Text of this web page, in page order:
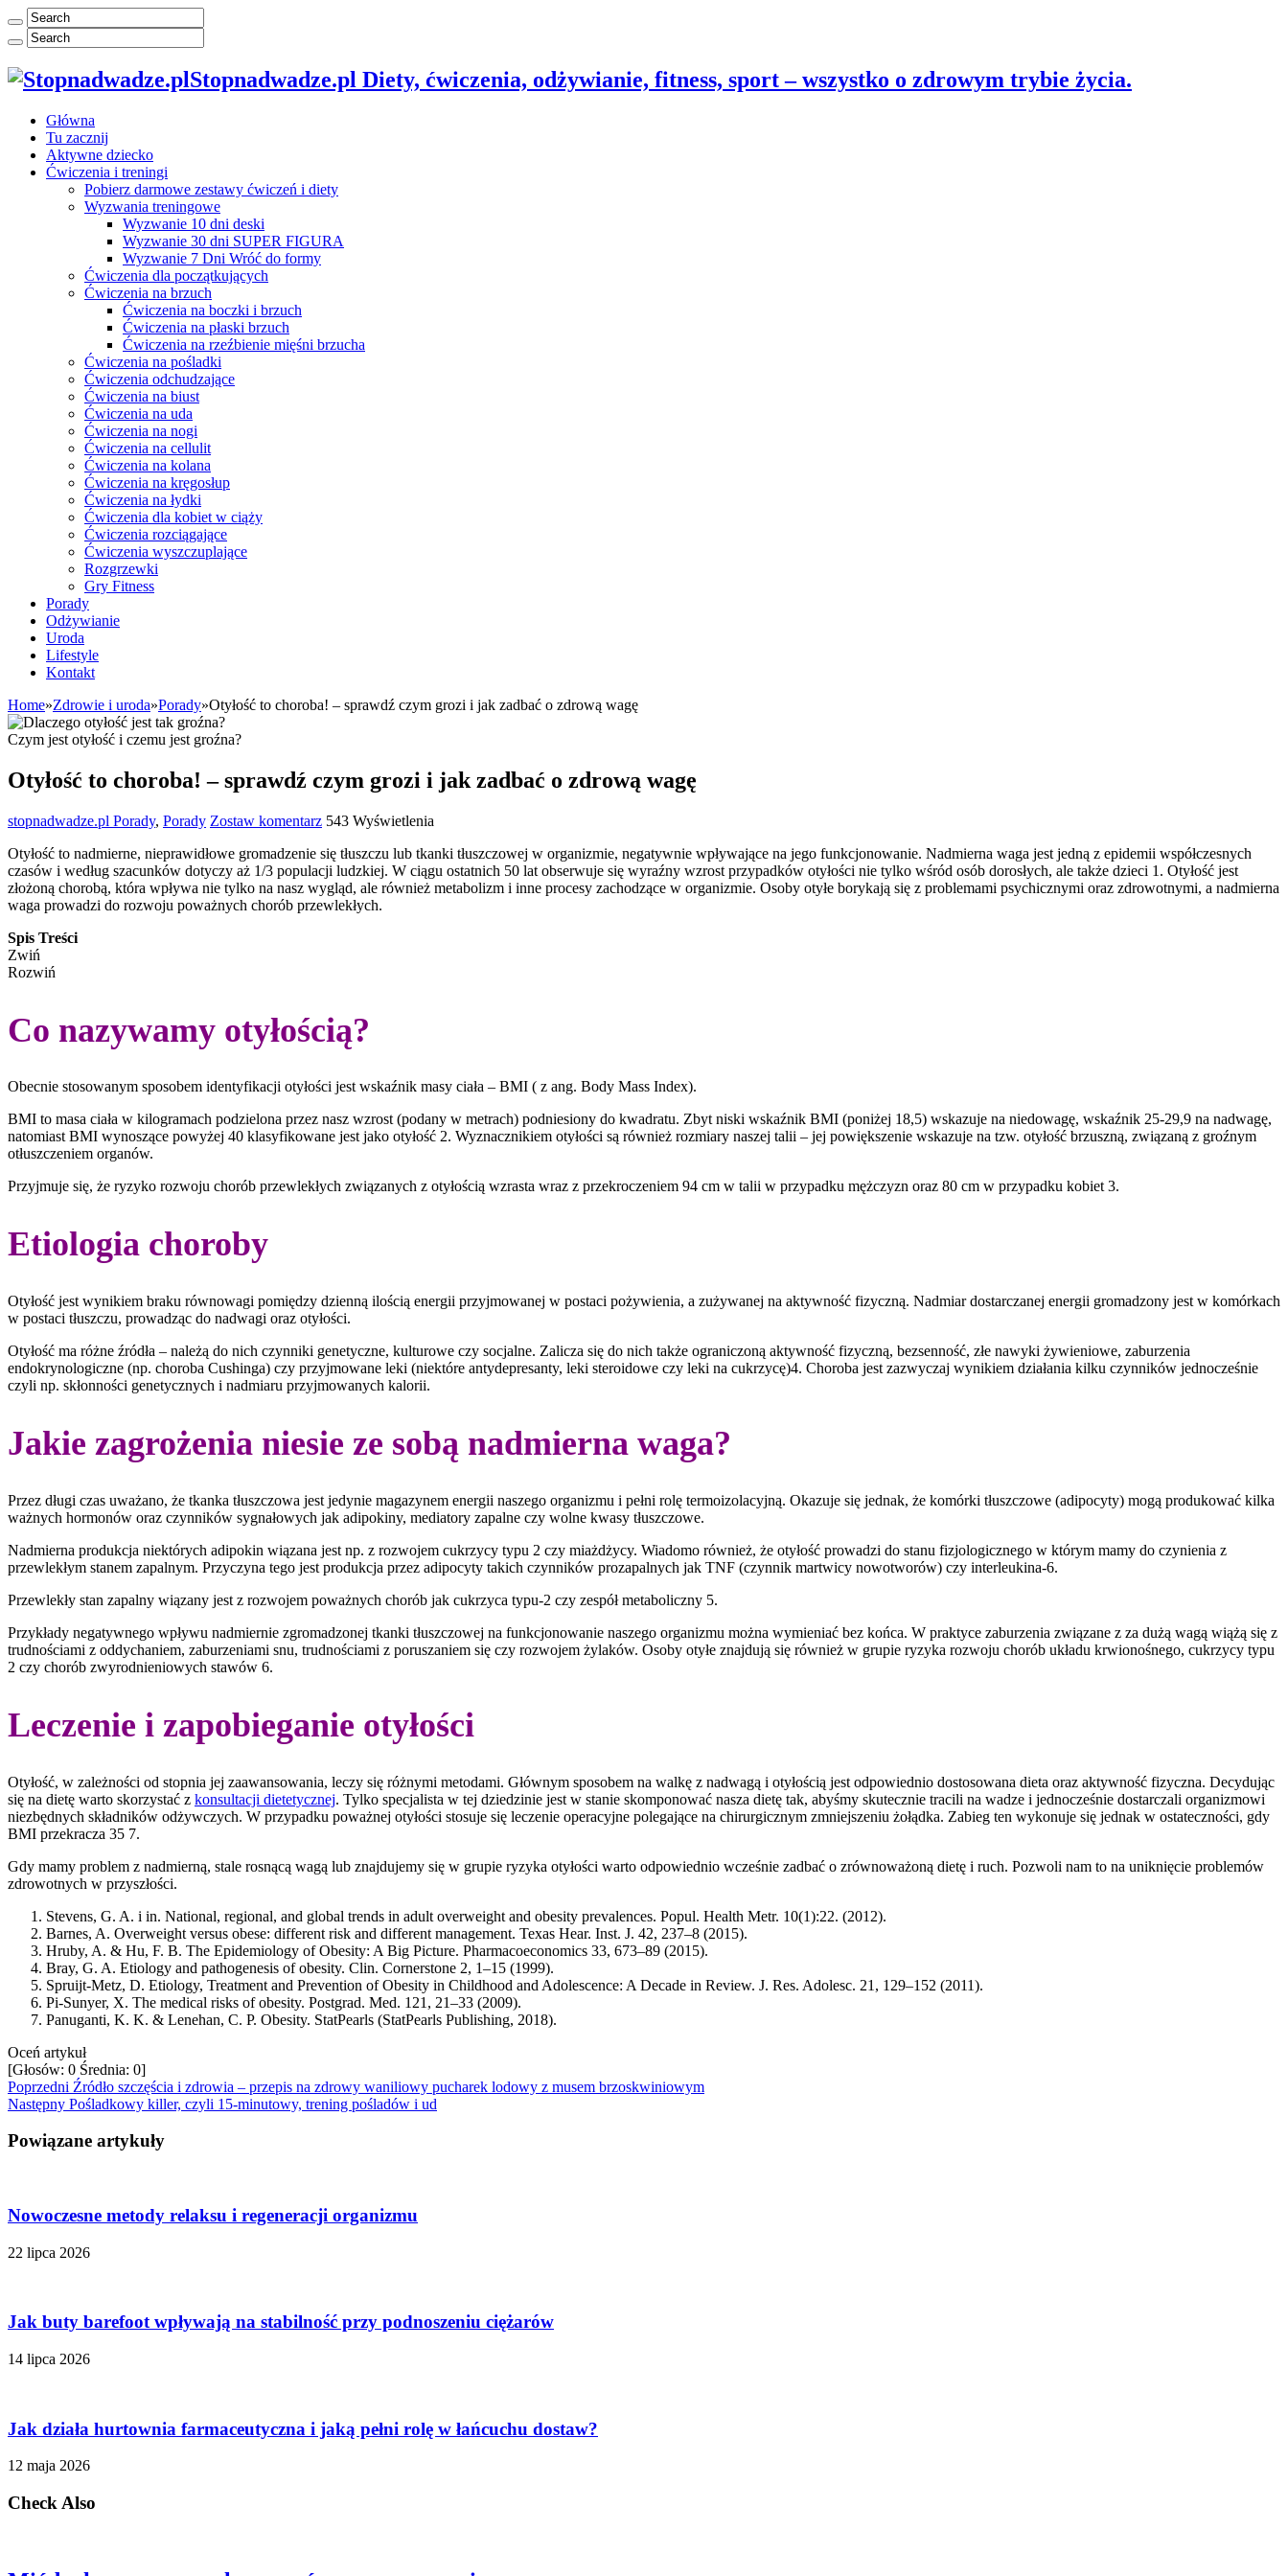
Stopnadwadze.pl Diety, ćwiczenia, odżywianie, fitness, sport – wszystko o zdrowym trybie życia.
Główna
Tu zacznij
Aktywne dziecko
Ćwiczenia i treningi
Pobierz darmowe zestawy ćwiczeń i diety
Wyzwania treningowe
Wyzwanie 10 dni deski
Wyzwanie 30 dni SUPER FIGURA
Wyzwanie 7 Dni Wróć do formy
Ćwiczenia dla początkujących
Ćwiczenia na brzuch
Ćwiczenia na boczki i brzuch
Ćwiczenia na płaski brzuch
Ćwiczenia na rzeźbienie mięśni brzucha
Ćwiczenia na pośladki
Ćwiczenia odchudzające
Ćwiczenia na biust
Ćwiczenia na uda
Ćwiczenia na nogi
Ćwiczenia na cellulit
Ćwiczenia na kolana
Ćwiczenia na kręgosłup
Ćwiczenia na łydki
Ćwiczenia dla kobiet w ciąży
Ćwiczenia rozciągające
Ćwiczenia wyszczuplające
Rozgrzewki
Gry Fitness
Porady
Odżywianie
Uroda
Lifestyle
Kontakt
Home»Zdrowie i uroda»Porady»Otyłość to choroba! – sprawdź czym grozi i jak zadbać o zdrową wagę
Czym jest otyłość i czemu jest groźna?
Otyłość to choroba! – sprawdź czym grozi i jak zadbać o zdrową wagę
stopnadwadze.pl Porady, Porady Zostaw komentarz 543 Wyświetlenia
Otyłość to nadmierne, nieprawidłowe gromadzenie się tłuszczu lub tkanki tłuszczowej w organizmie, negatywnie wpływające na jego funkcjonowanie. Nadmierna waga jest jedną z epidemii współczesnych
czasów i według szacunków dotyczy aż 1/3 populacji ludzkiej. W ciągu ostatnich 50 lat obserwuje się wyraźny wzrost przypadków otyłości nie tylko wśród osób dorosłych, ale także dzieci 1. Otyłość jest
złożoną chorobą, która wpływa nie tylko na nasz wygląd, ale również metabolizm i inne procesy zachodzące w organizmie. Osoby otyłe borykają się z problemami psychicznymi oraz zdrowotnymi, a nadmierna
waga prowadzi do rozwoju poważnych chorób przewlekłych.
Spis Treści
Zwiń
Rozwiń
Co nazywamy otyłością?
Obecnie stosowanym sposobem identyfikacji otyłości jest wskaźnik masy ciała – BMI ( z ang. Body Mass Index).
BMI to masa ciała w kilogramach podzielona przez nasz wzrost (podany w metrach) podniesiony do kwadratu. Zbyt niski wskaźnik BMI (poniżej 18,5) wskazuje na niedowagę, wskaźnik 25-29,9 na nadwagę,
natomiast BMI wynoszące powyżej 40 klasyfikowane jest jako otyłość 2. Wyznacznikiem otyłości są również rozmiary naszej talii – jej powiększenie wskazuje na tzw. otyłość brzuszną, związaną z groźnym
otłuszczeniem organów.
Przyjmuje się, że ryzyko rozwoju chorób przewlekłych związanych z otyłością wzrasta wraz z przekroczeniem 94 cm w talii w przypadku mężczyzn oraz 80 cm w przypadku kobiet 3.
Etiologia choroby
Otyłość jest wynikiem braku równowagi pomiędzy dzienną ilością energii przyjmowanej w postaci pożywienia, a zużywanej na aktywność fizyczną. Nadmiar dostarczanej energii gromadzony jest w komórkach
w postaci tłuszczu, prowadząc do nadwagi oraz otyłości.
Otyłość ma różne źródła – należą do nich czynniki genetyczne, kulturowe czy socjalne. Zalicza się do nich także ograniczoną aktywność fizyczną, bezsenność, złe nawyki żywieniowe, zaburzenia
endokrynologiczne (np. choroba Cushinga) czy przyjmowane leki (niektóre antydepresanty, leki steroidowe czy leki na cukrzycę)4. Choroba jest zazwyczaj wynikiem działania kilku czynników jednocześnie
czyli np. skłonności genetycznych i nadmiaru przyjmowanych kalorii.
Jakie zagrożenia niesie ze sobą nadmierna waga?
Przez długi czas uważano, że tkanka tłuszczowa jest jedynie magazynem energii naszego organizmu i pełni rolę termoizolacyjną. Okazuje się jednak, że komórki tłuszczowe (adipocyty) mogą produkować kilka
ważnych hormonów oraz czynników sygnałowych jak adipokiny, mediatory zapalne czy wolne kwasy tłuszczowe.
Nadmierna produkcja niektórych adipokin wiązana jest np. z rozwojem cukrzycy typu 2 czy miażdżycy. Wiadomo również, że otyłość prowadzi do stanu fizjologicznego w którym mamy do czynienia z
przewlekłym stanem zapalnym. Przyczyna tego jest produkcja przez adipocyty takich czynników prozapalnych jak TNF (czynnik martwicy nowotworów) czy interleukina-6.
Przewlekły stan zapalny wiązany jest z rozwojem poważnych chorób jak cukrzyca typu-2 czy zespół metaboliczny 5.
Przykłady negatywnego wpływu nadmiernie zgromadzonej tkanki tłuszczowej na funkcjonowanie naszego organizmu można wymieniać bez końca. W praktyce zaburzenia związane z za dużą wagą wiążą się z
trudnościami z oddychaniem, zaburzeniami snu, trudnościami z poruszaniem się czy rozwojem żylaków. Osoby otyłe znajdują się również w grupie ryzyka rozwoju chorób układu krwionośnego, cukrzycy typu
2 czy chorób zwyrodnieniowych stawów 6.
Leczenie i zapobieganie otyłości
Otyłość, w zależności od stopnia jej zaawansowania, leczy się różnymi metodami. Głównym sposobem na walkę z nadwagą i otyłością jest odpowiednio dostosowana dieta oraz aktywność fizyczna. Decydując
się na dietę warto skorzystać z konsultacji dietetycznej. Tylko specjalista w tej dziedzinie jest w stanie skomponować nasza dietę tak, abyśmy skutecznie tracili na wadze i jednocześnie dostarczali organizmowi
niezbędnych składników odżywczych. W przypadku poważnej otyłości stosuje się leczenie operacyjne polegające na chirurgicznym zmniejszeniu żołądka. Zabieg ten wykonuje się jednak w ostateczności, gdy
BMI przekracza 35 7.
Gdy mamy problem z nadmierną, stale rosnącą wagą lub znajdujemy się w grupie ryzyka otyłości warto odpowiednio wcześnie zadbać o zrównoważoną dietę i ruch. Pozwoli nam to na uniknięcie problemów
zdrowotnych w przyszłości.
Stevens, G. A. i in. National, regional, and global trends in adult overweight and obesity prevalences. Popul. Health Metr. 10(1):22. (2012).
Barnes, A. Overweight versus obese: different risk and different management. Texas Hear. Inst. J. 42, 237–8 (2015).
Hruby, A. & Hu, F. B. The Epidemiology of Obesity: A Big Picture. Pharmacoeconomics 33, 673–89 (2015).
Bray, G. A. Etiology and pathogenesis of obesity. Clin. Cornerstone 2, 1–15 (1999).
Spruijt-Metz, D. Etiology, Treatment and Prevention of Obesity in Childhood and Adolescence: A Decade in Review. J. Res. Adolesc. 21, 129–152 (2011).
Pi-Sunyer, X. The medical risks of obesity. Postgrad. Med. 121, 21–33 (2009).
Panuganti, K. K. & Lenehan, C. P. Obesity. StatPearls (StatPearls Publishing, 2018).
Oceń artykuł
[Głosów: 0 Średnia: 0]
Poprzedni Źródło szczęścia i zdrowia – przepis na zdrowy waniliowy pucharek lodowy z musem brzoskwiniowym
Następny Pośladkowy killer, czyli 15-minutowy, trening pośladów i ud
Powiązane artykuły
Nowoczesne metody relaksu i regeneracji organizmu
22 lipca 2026
Jak buty barefoot wpływają na stabilność przy podnoszeniu ciężarów
14 lipca 2026
Jak działa hurtownia farmaceutyczna i jaką pełni rolę w łańcuchu dostaw?
12 maja 2026
Check Also